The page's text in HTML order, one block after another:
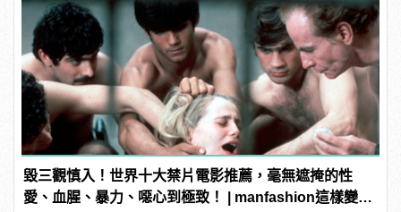
毀三觀慎入！世界十大禁片電影推薦，毫無遮掩的性
愛、血腥、暴力、噁心到極致！ | manfashion這樣變型